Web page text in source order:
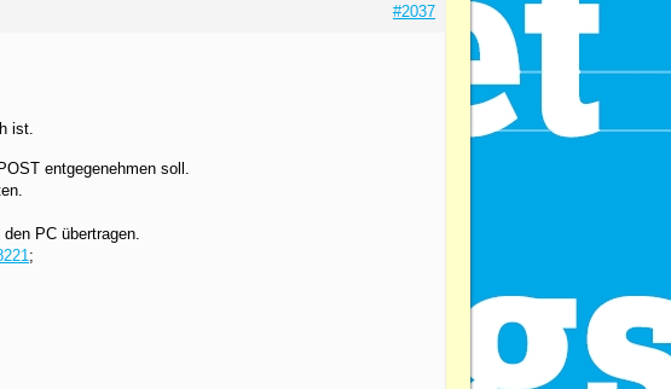
#2037
ist.
entgegenehmen soll.
PC übertragen.
;